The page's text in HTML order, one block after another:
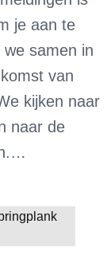
je aan te
samen in
van
kijken naar
naar de